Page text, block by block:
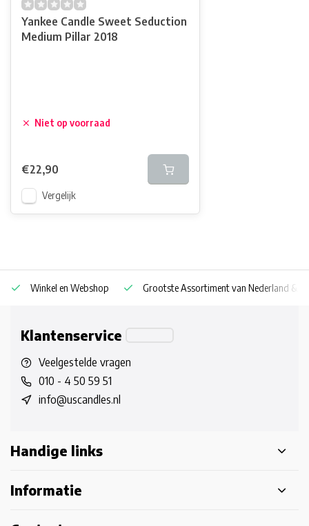
Yankee Candle Sweet Seduction
Medium Pillar 2018
Niet op voorraad
€22,90
Vergelijk
Winkel en Webshop Grootste Assortiment van Nederland &
Klantenservice
Veelgestelde vragen
010 - 4 50 59 51
info@uscandles.nl
Handige links
Informatie